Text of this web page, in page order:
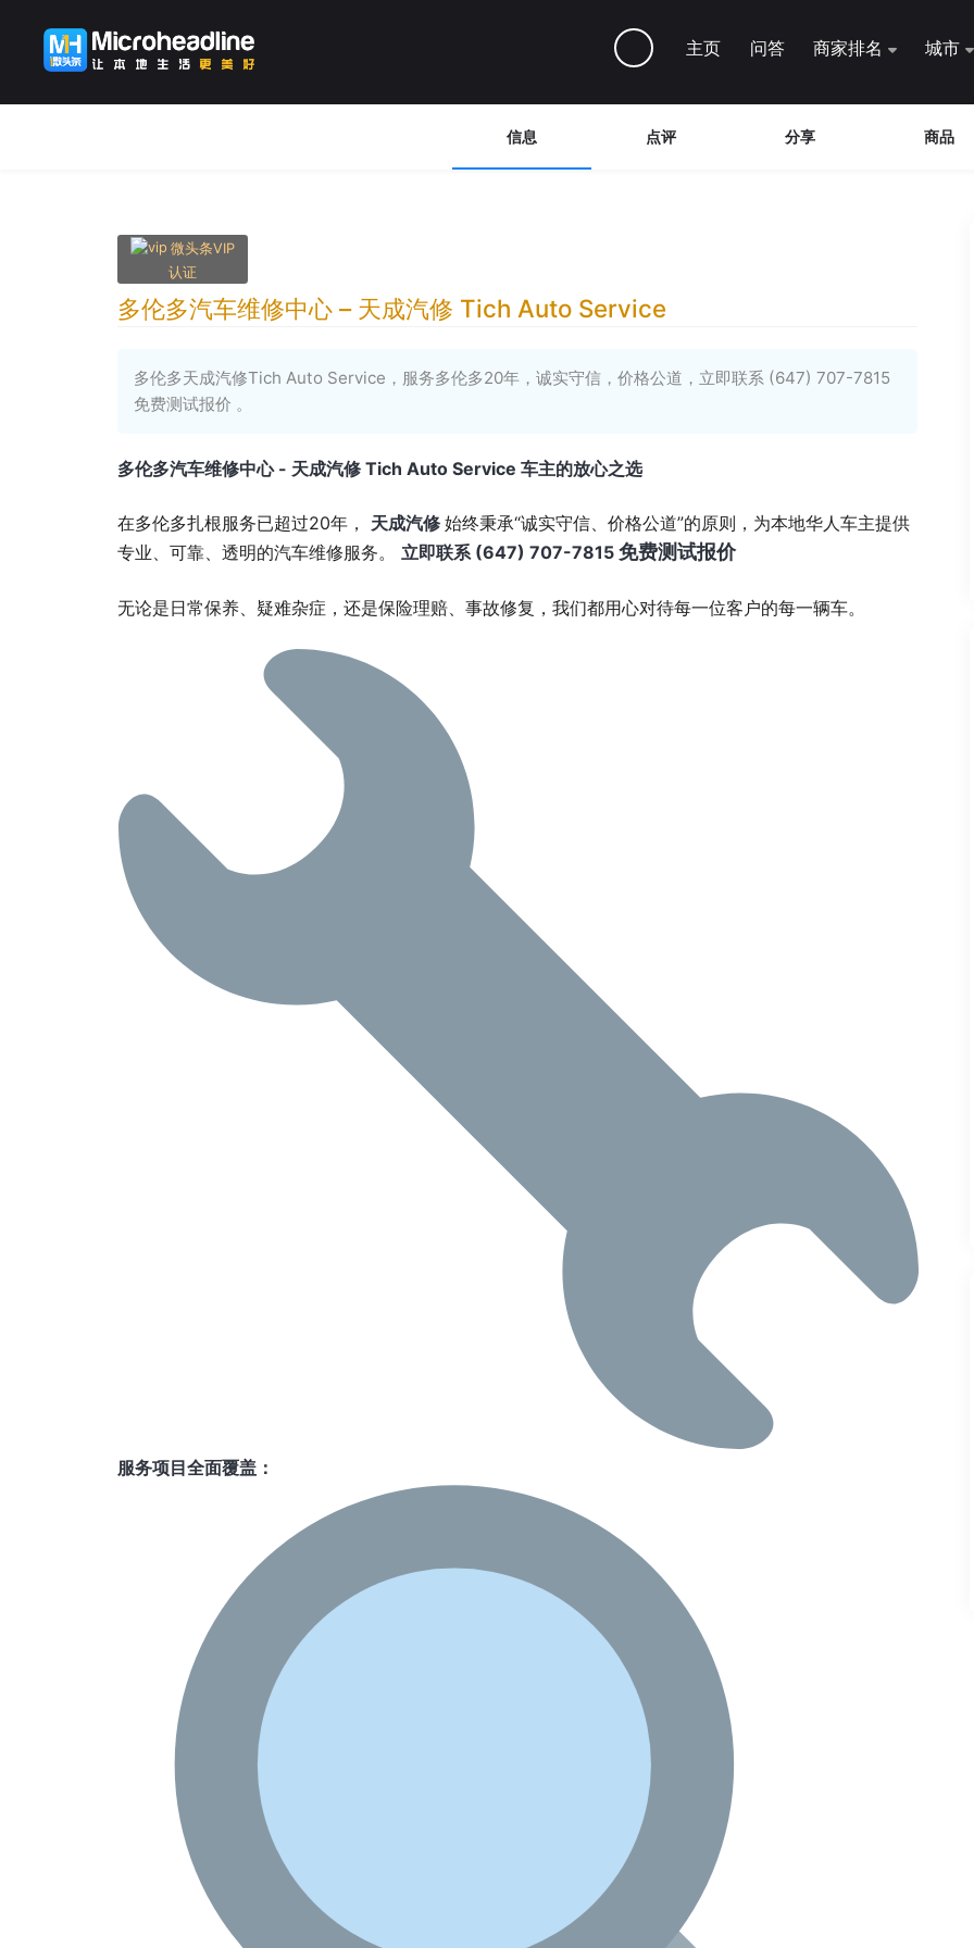
主页 问答 商家排名 城市
信息 点评 分享 商品
微头条VIP
认证
多伦多汽车维修中心 – 天成汽修 Tich Auto Service
多伦多天成汽修Tich Auto Service，服务多伦多20年，诚实守信，价格公道，立即联系 (647) 707-7815
免费测试报价 。
多伦多汽车维修中心 - 天成汽修 Tich Auto Service 车主的放心之选
在多伦多扎根服务已超过20年， 天成汽修 始终秉承“诚实守信、价格公道”的原则，为本地华人车主提供
专业、可靠、透明的汽车维修服务。 立即联系 (647) 707-7815 免费测试报价
无论是日常保养、疑难杂症，还是保险理赔、事故修复，我们都用心对待每一位客户的每一辆车。
服务项目全面覆盖：